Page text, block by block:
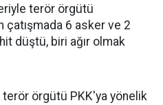
terör örgütü
çatışmada 6 asker ve 2
düştü, biri ağır olmak
terör örgütü PKK'ya yönelik